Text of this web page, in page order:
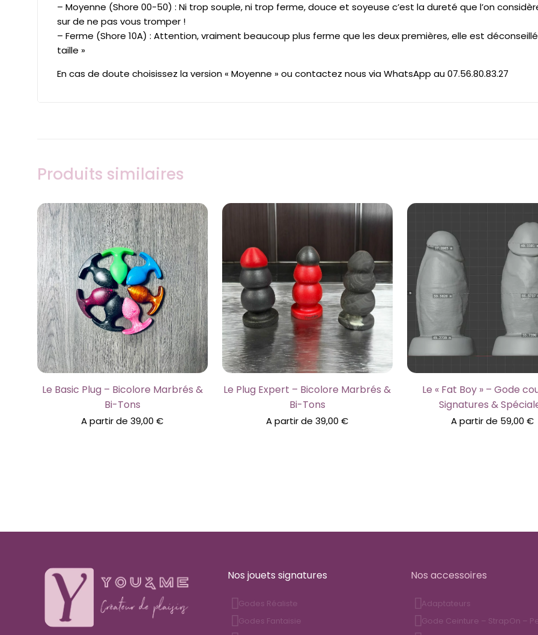
– Moyenne (Shore 00-50) : Ni trop souple, ni trop ferme, douce et soyeuse c’est la dureté que l’on
sur de ne pas vous tromper !
– Ferme (Shore 10A) : Attention, vraiment beaucoup plus ferme que les deux premières, elle est
taille »
En cas de doute choisissez la version « Moyenne » ou contactez nous via WhatsApp au 07.56.80.83.27
Produits similaires
Le Basic Plug – Bicolore Marbrés &
Bi-Tons
A partir de39,00€
Le Plug Expert – Bicolore Marbrés &
Bi-Tons
A partir de39,00€
Le « Fat Boy » – Gode
Signatures &
A partir de 59,00 €
Nos jouets signatures
Godes Réaliste
Godes Fantaisie
Nos accessoires
Adaptateurs
Gode Ceinture – StrapOn –